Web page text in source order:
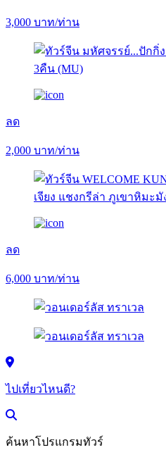
3,000 บาท/ท่าน
ลด
2,000 บาท/ท่าน
ลด
6,000 บาท/ท่าน
ไปเที่ยวไหนดี?
ค้นหาโปรแกรมทัวร์